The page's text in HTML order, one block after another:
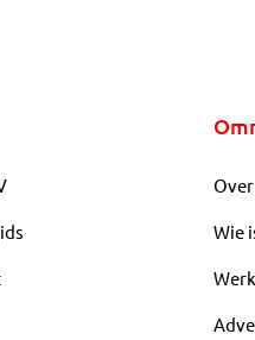
Wie